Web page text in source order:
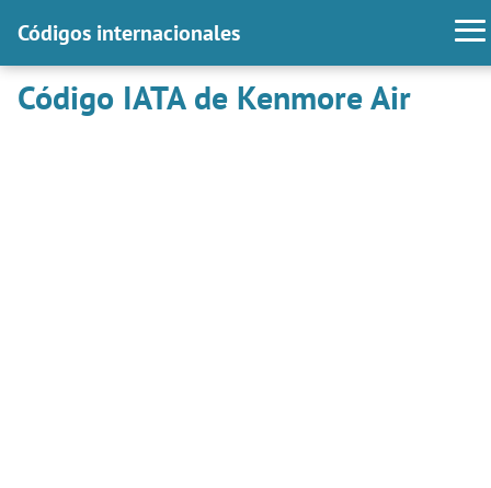
Códigos internacionales
Código IATA de Kenmore Air